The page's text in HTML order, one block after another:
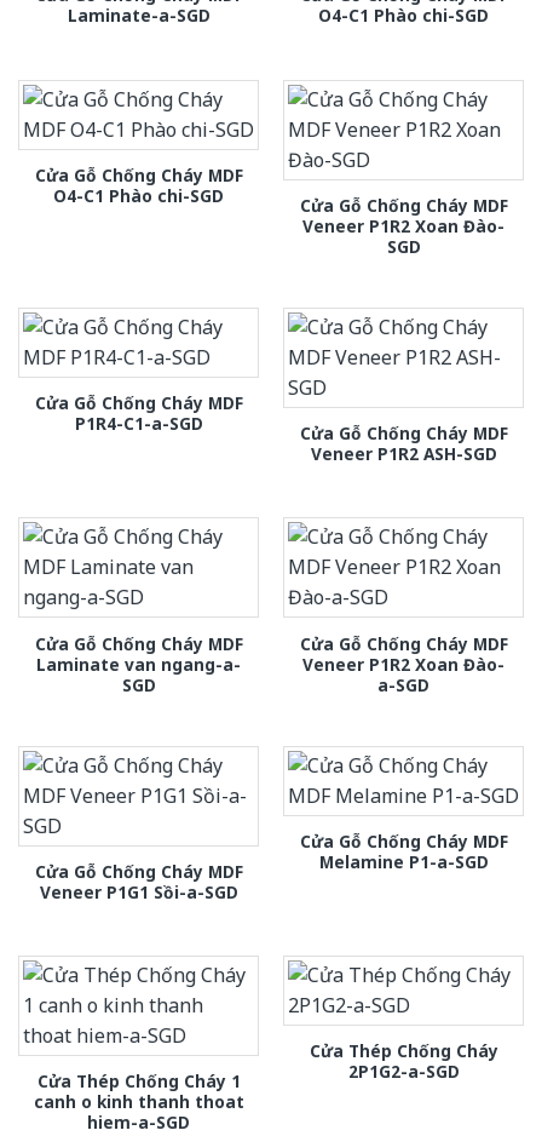
Laminate-a-SGD
O4-C1 Phào chi-SGD
Cửa Gỗ Chống Cháy MDF
O4-C1 Phào chi-SGD
Cửa Gỗ Chống Cháy MDF
Veneer P1R2 Xoan Đào-
SGD
Cửa Gỗ Chống Cháy MDF
P1R4-C1-a-SGD
Cửa Gỗ Chống Cháy MDF
Veneer P1R2 ASH-SGD
Cửa Gỗ Chống Cháy MDF
Laminate van ngang-a-
SGD
Cửa Gỗ Chống Cháy MDF
Veneer P1R2 Xoan Đào-
a-SGD
Cửa Gỗ Chống Cháy MDF
Veneer P1G1 Sồi-a-SGD
Cửa Gỗ Chống Cháy MDF
Melamine P1-a-SGD
Cửa Thép Chống Cháy 1
canh o kinh thanh thoat
hiem-a-SGD
Cửa Thép Chống Cháy
2P1G2-a-SGD